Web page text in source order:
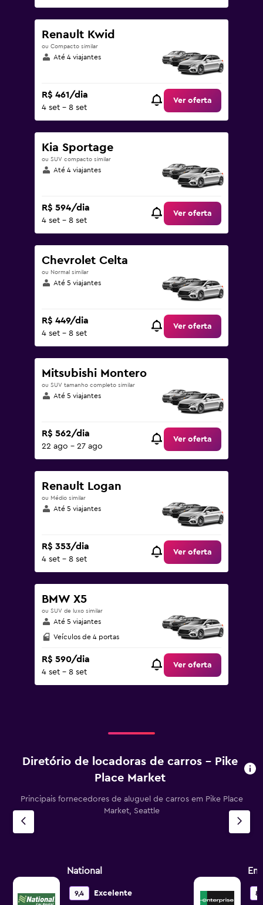
Renault Kwid
ou Compacto similar
Até 4 viajantes
R$ 461/dia
4 set - 8 set
Ver oferta
Kia Sportage
ou SUV compacto similar
Até 4 viajantes
R$ 594/dia
4 set - 8 set
Ver oferta
Chevrolet Celta
ou Normal similar
Até 5 viajantes
R$ 449/dia
4 set - 8 set
Ver oferta
Mitsubishi Montero
ou SUV tamanho completo similar
Até 5 viajantes
R$ 562/dia
22 ago - 27 ago
Ver oferta
Renault Logan
ou Médio similar
Até 5 viajantes
R$ 353/dia
4 set - 8 set
Ver oferta
BMW X5
ou SUV de luxo similar
Até 5 viajantes
Veículos de 4 portas
R$ 590/dia
4 set - 8 set
Ver oferta
Diretório de locadoras de carros – Pike
Place Market
Principais fornecedores de aluguel de carros em Pike Place
Market, Seattle
National
9,4 Excelente